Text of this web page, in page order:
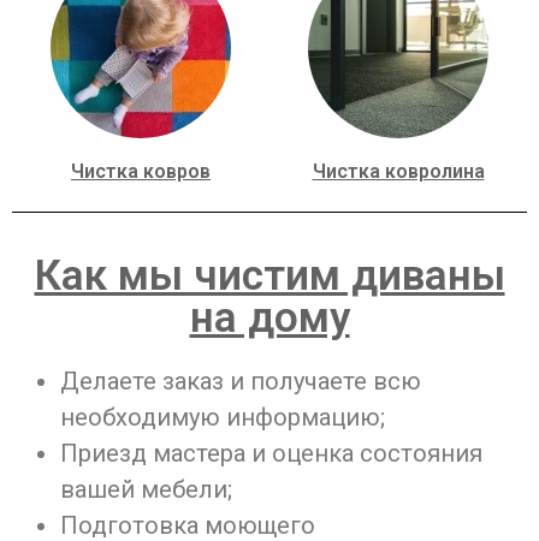
Чистка ковров Чистка ковролина
Как мы чистим диваны
на дому
Делаете заказ и получаете всю
необходимую информацию;
Приезд мастера и оценка состояния
вашей мебели;
Подготовка моющего